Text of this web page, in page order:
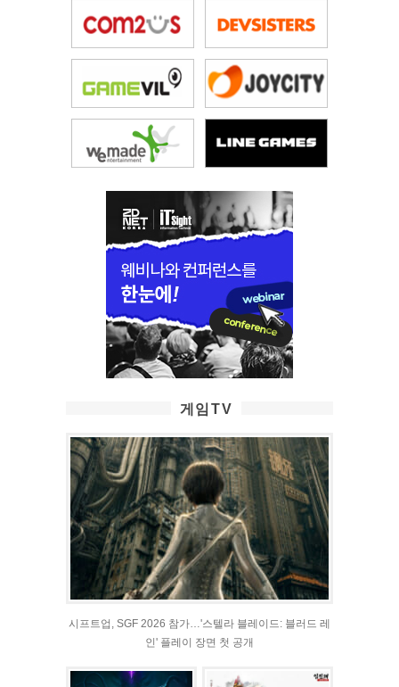
게임TV
시프트업, SGF 2026 참가…'스텔라 블레이드: 블러드 레
인' 플레이 장면 첫 공개